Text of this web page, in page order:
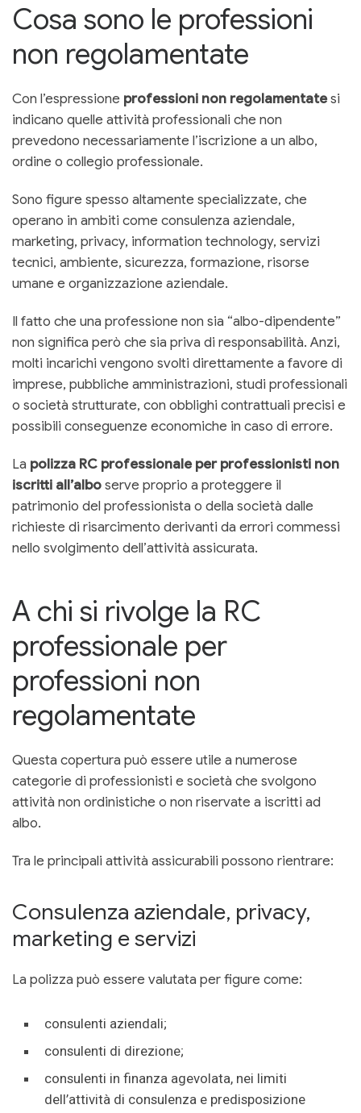
Cosa sono le professioni
non regolamentate
Con l’espressione professioni non regolamentatesi
indicano quelle attività professionali che non
prevedono necessariamente l’iscrizione a un albo,
ordine o collegio professionale.
Sono figure spesso altamente specializzate, che
operano in ambiti come consulenza aziendale,
marketing, privacy, information technology, servizi
tecnici, ambiente, sicurezza, formazione, risorse
umane e organizzazione aziendale.
Il fatto che una professione non sia “albo-dipendente”
non significa però che sia priva di responsabilità. Anzi,
molti incarichi vengono svolti direttamente a favore di
imprese, pubbliche amministrazioni, studi professionali
o società strutturate, con obblighi contrattuali precisi e
possibili conseguenze economiche in caso di errore.
La polizza RC professionale per professionisti non
iscritti all’alboserve proprio a proteggere il
patrimonio del professionista o della società dalle
richieste di risarcimento derivanti da errori commessi
nello svolgimento dell’attività assicurata.
A chi si rivolge la RC
professionale per
professioni non
regolamentate
Questa copertura può essere utile a numerose
categorie di professionisti e società che svolgono
attività non ordinistiche o non riservate a iscritti ad
albo.
Tra le principali attività assicurabili possono rientrare:
Consulenza aziendale, privacy,
marketing e servizi
La polizza può essere valutata per figure come:
consulenti aziendali;
consulenti di direzione;
consulenti in finanza agevolata, nei limiti
dell’attività di consulenza e predisposizione